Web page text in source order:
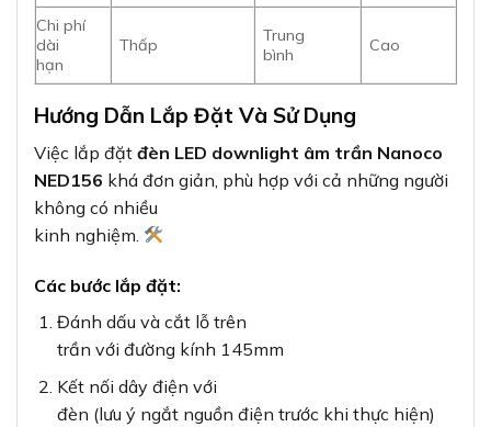
Chi phí
dài
hạn
Thấp
Trung
bình
Cao
Hướng Dẫn Lắp Đặt Và Sử Dụng
Việc lắp đặt đèn LED downlight âm trần Nanoco
NED156 khá đơn giản, phù hợp với cả những người
không có nhiều
kinh nghiệm.
Các bước lắp đặt:
Đánh dấu và cắt lỗ trên
trần với đường kính 145mm
Kết nối dây điện với
đèn (lưu ý ngắt nguồn điện trước khi thực hiện)